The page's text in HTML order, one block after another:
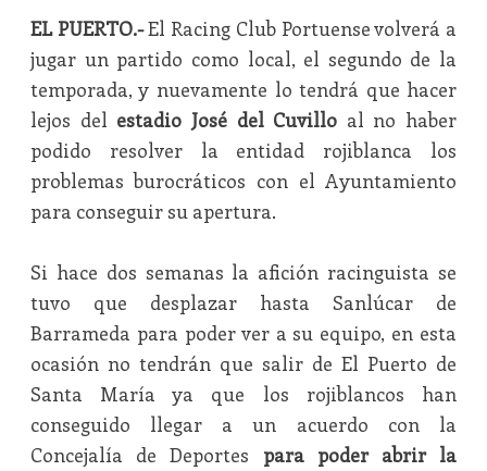
EL PUERTO.-El Racing Club Portuense volverá a
jugar un partido como local, el segundo de la
temporada, y nuevamente lo tendrá que hacer
lejos del estadio José del Cuvillo al no haber
podido resolver la entidad rojiblanca los
problemas burocráticos con el Ayuntamiento
para conseguir su apertura.
Si hace dos semanas la afición racinguista se
tuvo que desplazar hasta Sanlúcar de
Barrameda para poder ver a su equipo, en esta
ocasión no tendrán que salir de El Puerto de
Santa María ya que los rojiblancos han
conseguido llegar a un acuerdo con la
Concejalía de Deportes para poder abrir la